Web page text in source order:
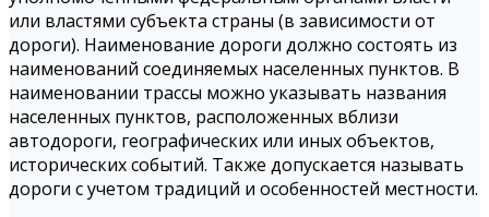
или властями субъекта страны (в зависимости от
дороги). Наименование дороги должно состоять из
наименований соединяемых населенных пунктов. В
наименовании трассы можно указывать названия
населенных пунктов, расположенных вблизи
автодороги, географических или иных объектов,
исторических событий. Также допускается называть
дороги с учетом традиций и особенностей местности.